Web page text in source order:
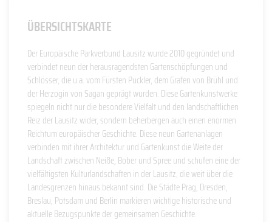
ÜBERSICHTSKARTE
Der Europäische Parkverbund Lausitz wurde 2010 gegründet und
verbindet neun der herausragendsten Gartenschöpfungen und
Schlösser, die u.a. vom Fürsten Pückler, dem Grafen von Brühl und
der Herzogin von Sagan geprägt wurden. Diese Gartenkunstwerke
spiegeln nicht nur die besondere Vielfalt und den landschaftlichen
Reiz der Lausitz wider, sondern beherbergen auch einen enormen
Reichtum europäischer Geschichte. Diese neun Gartenanlagen
verbinden mit ihrer Architektur und Gartenkunst die Weite der
Landschaft zwischen Neiße, Bober und Spree und schufen eine der
vielfältigsten Kulturlandschaften in der Lausitz, die weit über die
Landesgrenzen hinaus bekannt sind. Die Städte Prag, Dresden,
Breslau, Potsdam und Berlin markieren wichtige historische und
aktuelle Bezugspunkte der gemeinsamen Geschichte.